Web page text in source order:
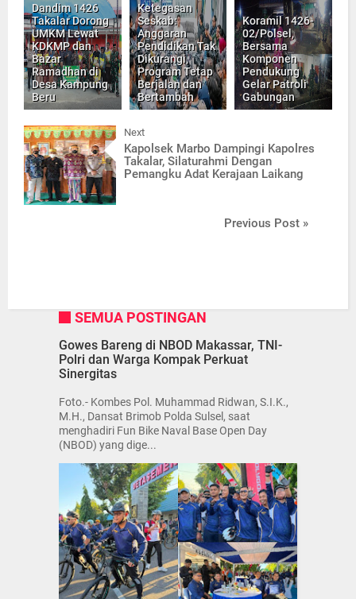
Dandim 1426
Takalar Dorong
UMKM Lewat
KDKMP dan
Bazar
Ramadhan di
Desa Kampung
Beru
Ketegasan
Seskab:
Anggaran
Pendidikan Tak
Dikurangi,
Program Tetap
Berjalan dan
Bertambah
Koramil 1426-
02/Polsel,
Bersama
Komponen
Pendukung
Gelar Patroli
Gabungan
Next
Kapolsek Marbo Dampingi Kapolres
Takalar, Silaturahmi Dengan
Pemangku Adat Kerajaan Laikang
Previous Post »
SEMUA POSTINGAN
Gowes Bareng di NBOD Makassar, TNI-
Polri dan Warga Kompak Perkuat
Sinergitas
Foto.- Kombes Pol. Muhammad Ridwan, S.I.K.,
M.H., Dansat Brimob Polda Sulsel, saat
menghadiri Fun Bike Naval Base Open Day
(NBOD) yang dige...